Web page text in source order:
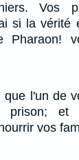
Vos
si la vérité
que l'un de
prison; et
vos